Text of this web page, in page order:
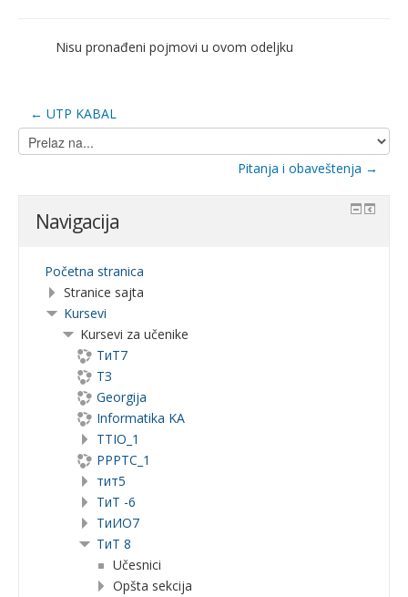
Nisu pronađeni pojmovi u ovom odeljku
← UTP KABAL
Prelaz
na...
Pitanja i obaveštenja →
Navigacija
Početna stranica
Stranice sajta
Kursevi
Kursevi za učenike
ТиТ7
ТЗ
Georgija
Informatika KA
TTIO_1
PPPTC_1
тит5
ТиТ -6
TиИО7
ТиТ 8
Učesnici
Opšta sekcija